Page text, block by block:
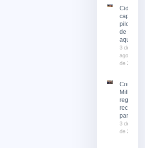
Cidade
capacita
pilotos
de moto
aquática
3 de
agosto
de 2026
Corrida
Milhas
registra
recorde
3 de
de 2026